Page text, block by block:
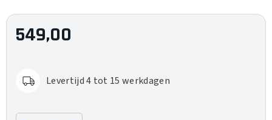
549,00
Levertijd 4 tot 15 werkdagen